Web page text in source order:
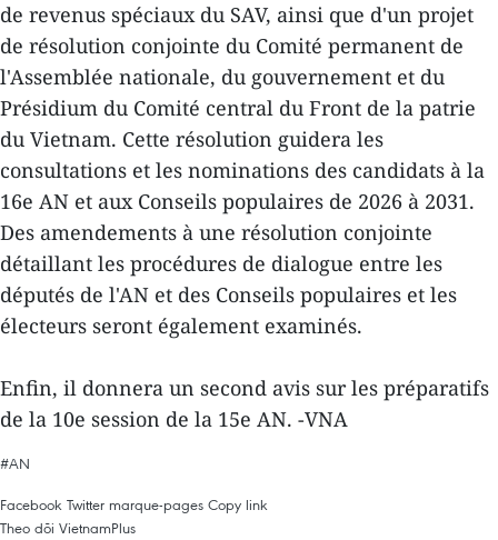
de revenus spéciaux du SAV, ainsi que d'un projet
de résolution conjointe du Comité permanent de
l'Assemblée nationale, du gouvernement et du
Présidium du Comité central du Front de la patrie
du Vietnam. Cette résolution guidera les
consultations et les nominations des candidats à la
16e AN et aux Conseils populaires de 2026 à 2031.
Des amendements à une résolution conjointe
détaillant les procédures de dialogue entre les
députés de l'AN et des Conseils populaires et les
électeurs seront également examinés.
Enfin, il donnera un second avis sur les préparatifs
de la 10e session de la 15e AN. -VNA
#AN
Facebook Twitter marque-pages Copy link
Theo dõi VietnamPlus